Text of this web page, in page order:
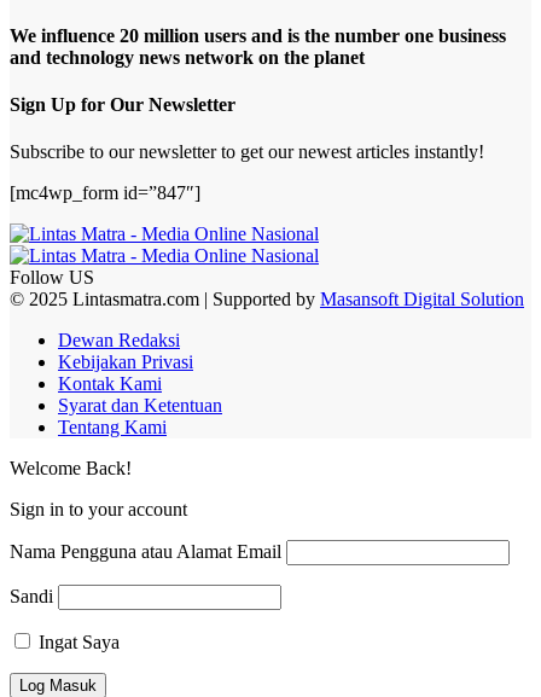
We influence 20 million users and is the number one business
and technology news network on the planet
Sign Up for Our Newsletter
Subscribe to our newsletter to get our newest articles instantly!
[mc4wp_form id=”847″]
Follow US
© 2025 Lintasmatra.com | Supported by Masansoft Digital Solution
Dewan Redaksi
Kebijakan Privasi
Kontak Kami
Syarat dan Ketentuan
Tentang Kami
Welcome Back!
Sign in to your account
Nama Pengguna atau Alamat Email
Sandi
Ingat Saya